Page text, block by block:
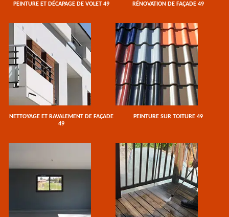
PEINTURE ET DÉCAPAGE DE VOLET 49 RÉNOVATION DE FAÇADE 49
NETTOYAGE ET RAVALEMENT DE FAÇADE
49
PEINTURE SUR TOITURE 49